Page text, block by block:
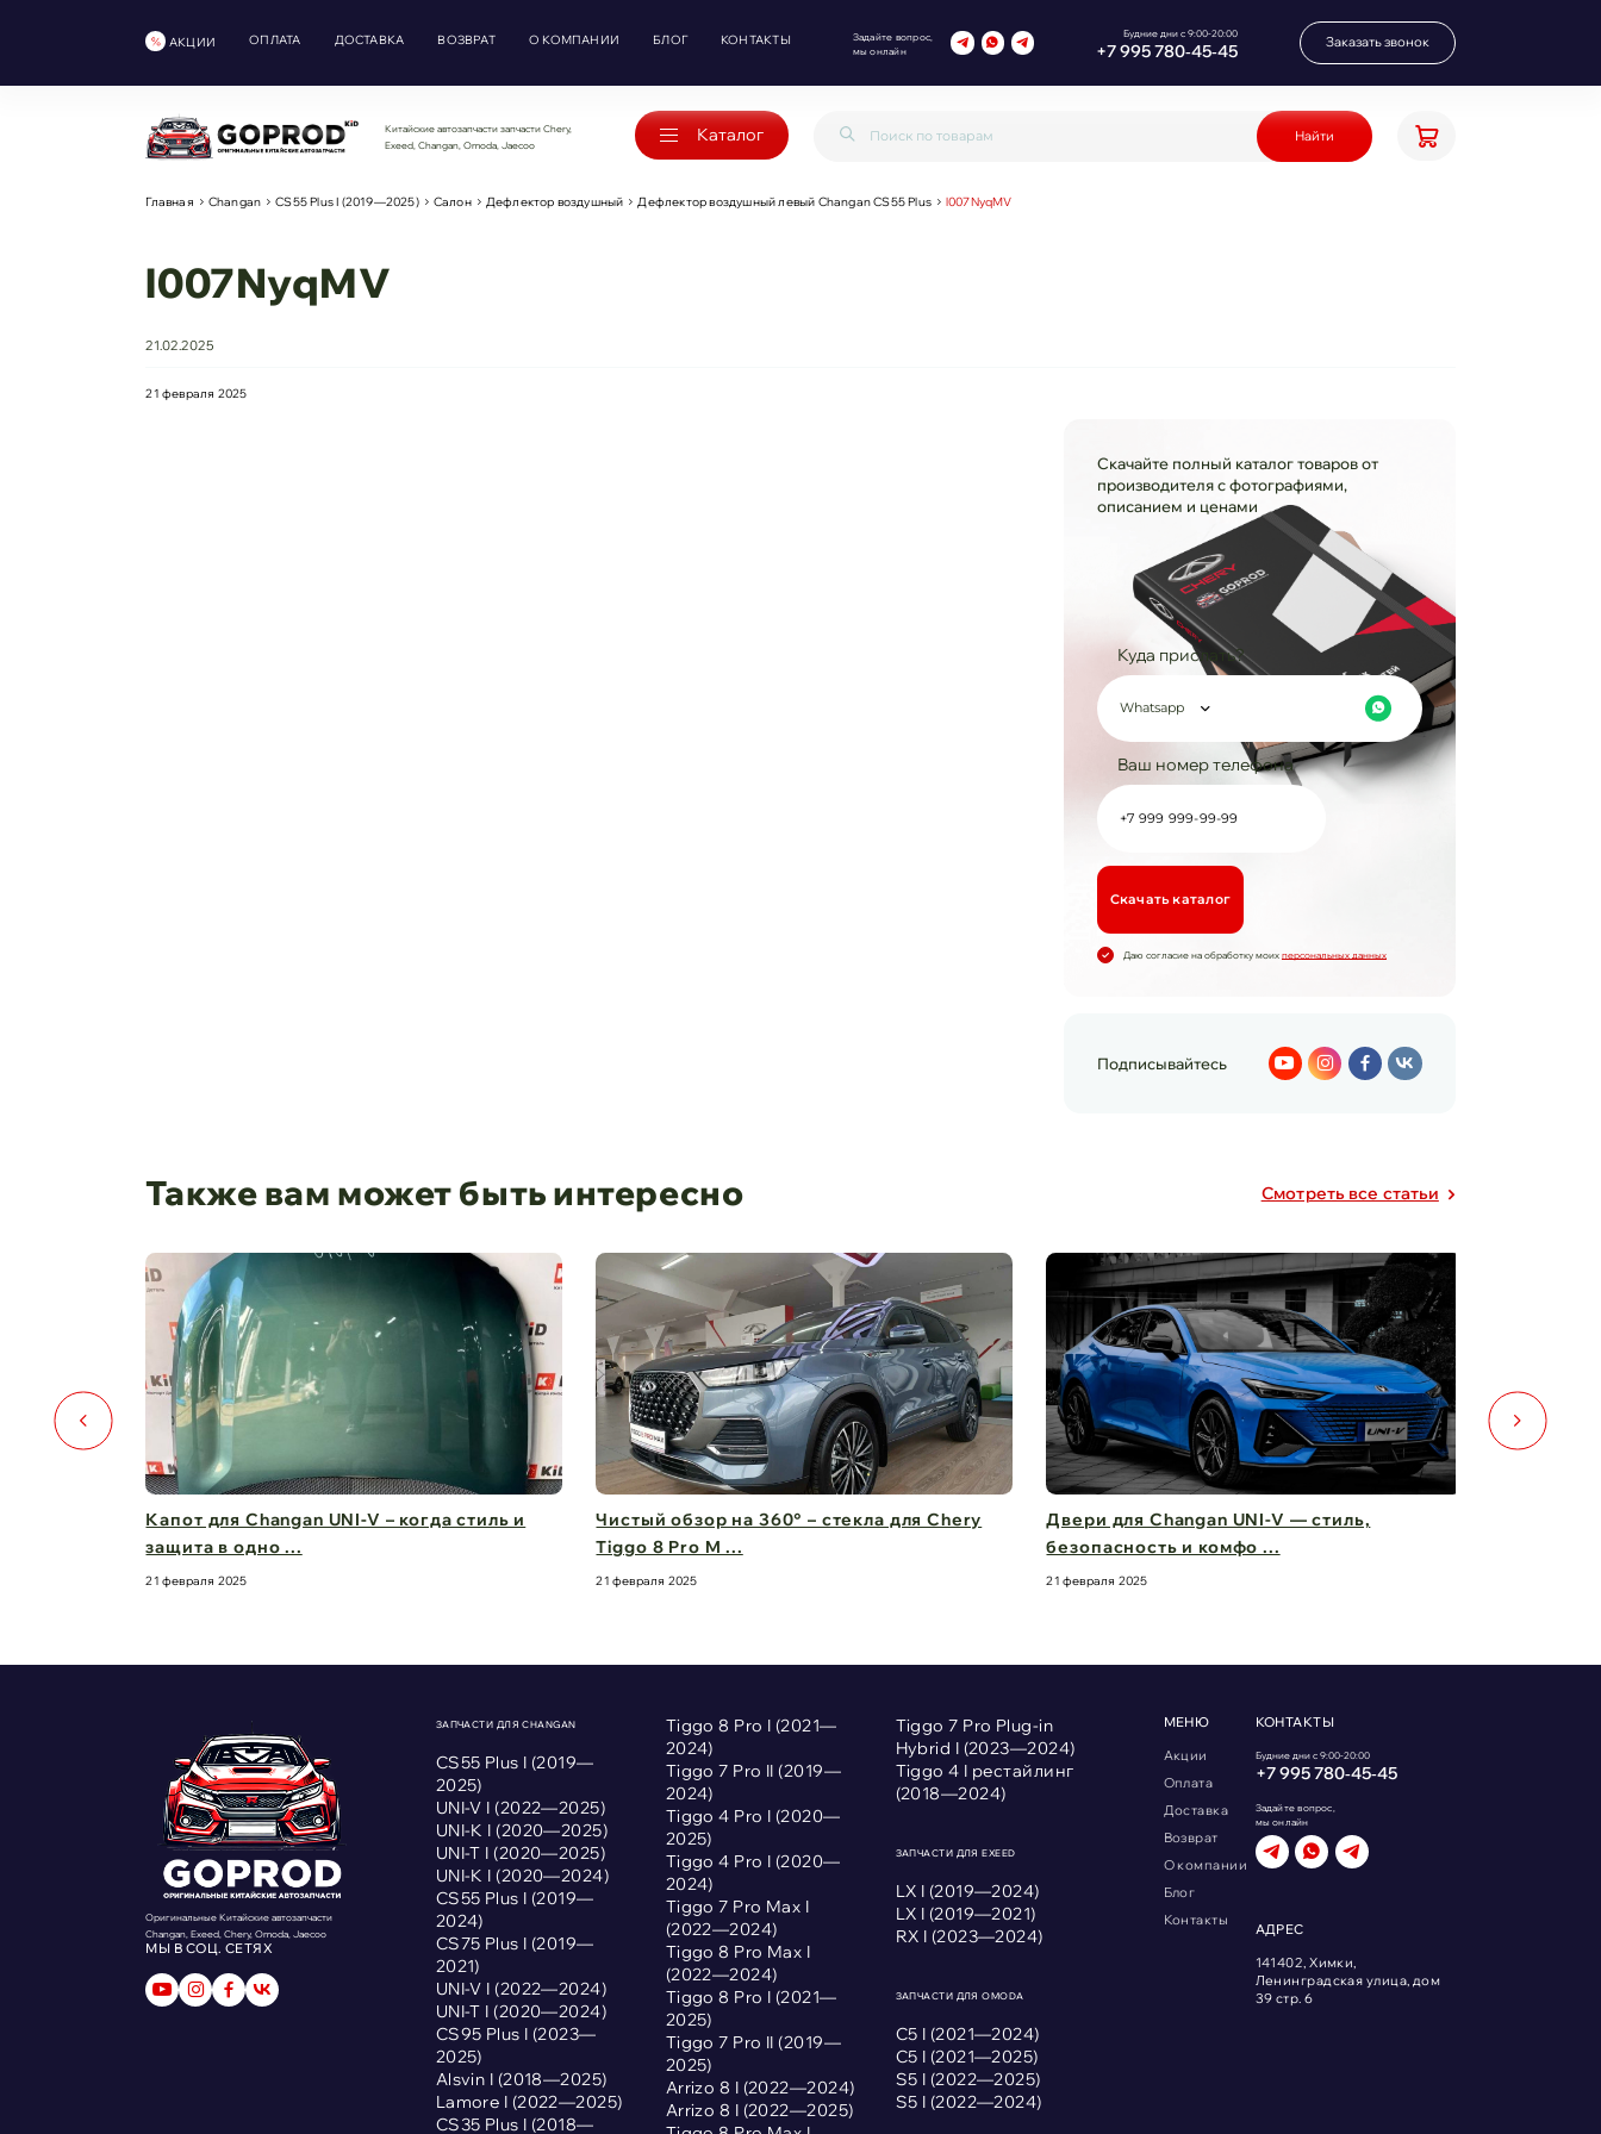
АКЦИИ ОПЛАТА ДОСТАВКА ВОЗВРАТ О КОМПАНИИ БЛОГ КОНТАКТЫ
Задайте вопрос,
мы онлайн
Будние дни с 9:00-20:00
+7 995 780‑45‑45 Заказать звонок
Китайские автозапчасти запчасти Chery,
Exeed, Changan, Omoda, Jaecoo
Каталог Найти
Главная Changan CS55 Plus I (2019—2025) Салон Дефлектор воздушный Дефлектор воздушный левый Changan CS55 Plus l007NyqMV
l007NyqMV
21.02.2025
21 февраля 2025
Скачайте полный каталог товаров от
производителя с фотографиями,
описанием и ценами
Куда прислать?
Whatsapp
Ваш номер телефона
Cкачать каталог
Даю согласие на обработку моих персональных данных
Подписывайтесь
Также вам может быть интересно Cмотреть все статьи
Капот для Changan UNI-V – когда стиль и
защита в одно ...
21 февраля 2025
Чистый обзор на 360° – стекла для Chery
Tiggo 8 Pro M ...
21 февраля 2025
Двери для Changan UNI-V — стиль,
безопасность и комфо ...
21 февраля 2025
Оригинальные Китайские автозапчасти
Changan, Exeed, Chery, Omoda, Jaecoo
МЫ В СОЦ. СЕТЯХ
ЗАПЧАСТИ ДЛЯ CHANGAN
CS55 Plus I (2019—
2025)
UNI-V I (2022—2025)
UNI-K I (2020—2025)
UNI-T I (2020—2025)
UNI-K I (2020—2024)
CS55 Plus I (2019—
2024)
CS75 Plus I (2019—
2021)
UNI-V I (2022—2024)
UNI-T I (2020—2024)
CS95 Plus I (2023—
2025)
Alsvin I (2018—2025)
Lamore I (2022—2025)
CS35 Plus I (2018—
Tiggo 8 Pro I (2021—
2024)
Tiggo 7 Pro II (2019—
2024)
Tiggo 4 Pro I (2020—
2025)
Tiggo 4 Pro I (2020—
2024)
Tiggo 7 Pro Max I
(2022—2024)
Tiggo 8 Pro Max I
(2022—2024)
Tiggo 8 Pro I (2021—
2025)
Tiggo 7 Pro II (2019—
2025)
Arrizo 8 I (2022—2024)
Arrizo 8 I (2022—2025)
Tiggo 7 Pro Plug-in
Hybrid I (2023—2024)
Tiggo 4 I рестайлинг
(2018—2024)
ЗАПЧАСТИ ДЛЯ EXEED
LX I (2019—2024)
LX I (2019—2021)
RX I (2023—2024)
ЗАПЧАСТИ ДЛЯ OMODA
С5 I (2021—2024)
С5 I (2021—2025)
S5 I (2022—2025)
S5 I (2022—2024)
МЕНЮ
Акции
Оплата
Доставка
Возврат
О компании
Блог
Контакты
КОНТАКТЫ
Будние дни с 9:00-20:00
+7 995 780‑45‑45
Задайте вопрос,
мы онлайн
АДРЕС
141402, Химки,
Ленинградская улица, дом
39 стр. 6